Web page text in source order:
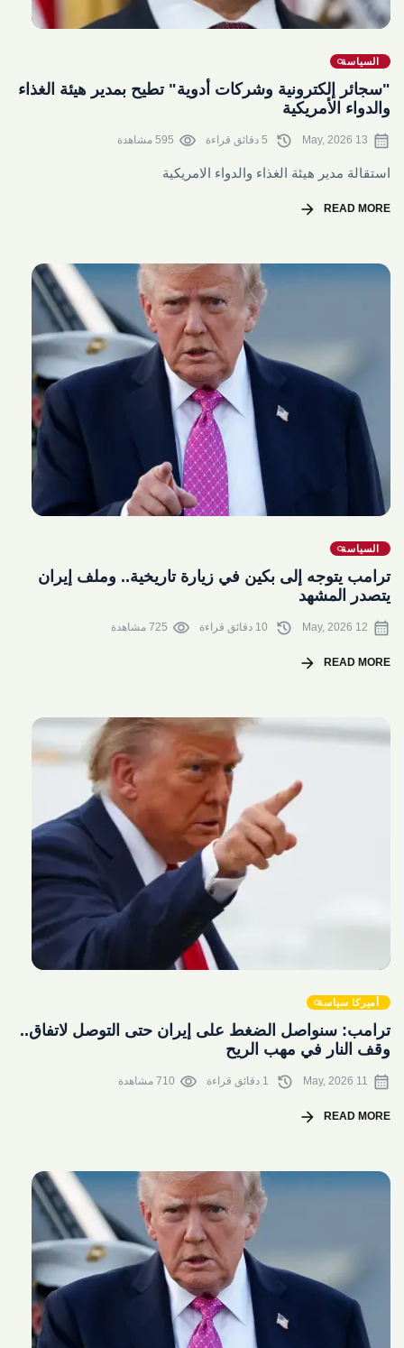
السياسة
"سجائر إلكترونية وشركات أدوية" تطيح بمدير هيئة الغذاء
والدواء الأمريكية
calendar_month
13 May, 2026
history
visibility 595 مشاهدة
استقالة مدير هيئة الغذاء والدواء الامريكية
READ MORE
arrow_forward
السياسة
ترامب يتوجه إلى بكين في زيارة تاريخية.. وملف إيران
يتصدر المشهد
calendar_month
12 May, 2026
history
visibility 725 مشاهدة
READ MORE
arrow_forward
أميركا سياسة
ترامب: سنواصل الضغط على إيران حتى التوصل لاتفاق..
وقف النار في مهب الريح
calendar_month
11 May, 2026
history
visibility 710 مشاهدة
READ MORE
arrow_forward